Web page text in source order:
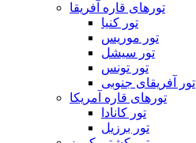
تورهای قاره آفریقا
تور کنیا
تور موریس
تور سیشل
تور تونس
تور آفریقای جنوبی
تورهای قاره آمریکا
تور کانادا
تور برزیل